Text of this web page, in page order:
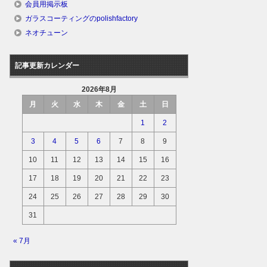
会員用掲示板
ガラスコーティングのpolishfactory
ネオチューン
記事更新カレンダー
2026年8月
月
火 水 木 金 土 日
1 2
3 4 5 6 7 8 9
10 11 12 13 14 15 16
17 18 19 20 21 22 23
24 25 26 27 28 29 30
31
« 7月